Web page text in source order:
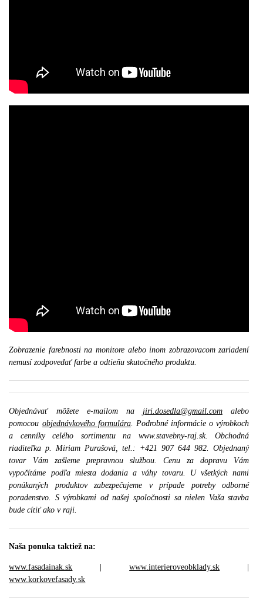
Zobrazenie farebnosti na monitore alebo inom zobrazovacom zariadení
nemusí zodpovedať farbe a odtieňu skutočného produktu.
Objednávať môžete e-mailom na jiri.dosedla@gmail.comalebo
pomocou objednávkového formulára. Podrobné informácie o výrobkoch
a cenníky celého sortimentu na www.stavebny-raj.sk. Obchodná
riaditeľka p. Miriam Purašová, tel.: +421 907 644 982. Objednaný
tovar Vám zašleme prepravnou službou. Cenu za dopravu Vám
vypočítáme podľa miesta dodania a váhy tovaru. U všetkých nami
ponúkaných produktov zabezpečujeme v prípade potreby odborné
poradenstvo. S výrobkami od našej spoločnosti sa nielen Vaša stavba
bude cítiť ako v raji.
Naša ponuka taktiež na:
www.fasadainak.sk |www.interieroveobklady.sk
www.korkovefasady.sk